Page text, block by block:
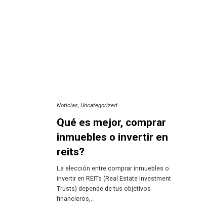
Noticias Uncategorized
Qué es mejor, comprar
inmuebles o invertir en
reits?
La elección entre comprar inmuebles o
invertir en REITs (Real Estate Investment
Trusts) depende de tus objetivos
financieros,…